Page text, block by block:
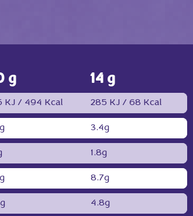
g 14 g
KJ / 494 Kcal 285 KJ / 68 Kcal
3.4g
1.8g
8.7g
4.8g